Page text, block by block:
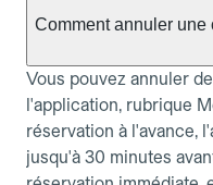
Comment annuler une
Vous pouvez annuler
l'application, rubrique
réservation à l'avance,
jusqu'à 30 minutes